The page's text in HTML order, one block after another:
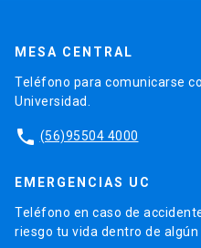
MESA CENTRAL
Teléfono para comunicarse
Universidad.
phone (56)95504 4000
EMERGENCIAS UC
Teléfono en caso de
riesgo tu vida dentro de algún